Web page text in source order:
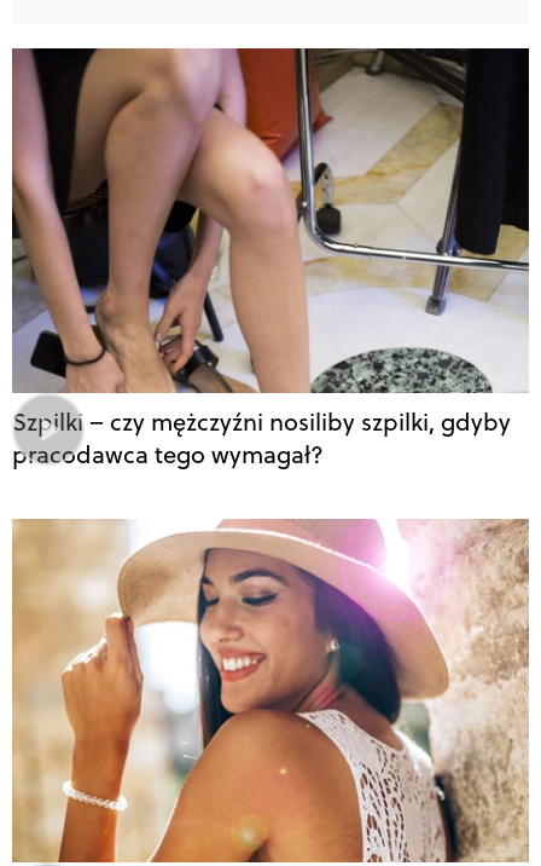
Szpilki – czy mężczyźni nosiliby szpilki, gdyby
pracodawca tego wymagał?